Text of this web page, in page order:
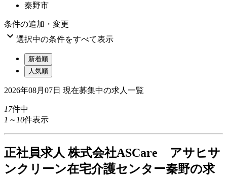
秦野市
条件の追加・変更
 選択中の条件をすべて表示
新着順
人気順
2026年08月07日 現在募集中の求人一覧
17件中
1～10件表示
正社員求人 株式会社ASCare アサヒサ
ンクリーン在宅介護センター秦野の求